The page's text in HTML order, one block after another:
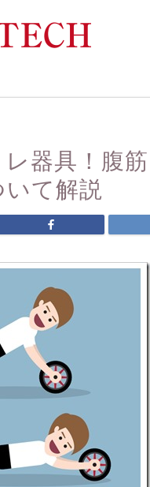
器具！腹
て解説